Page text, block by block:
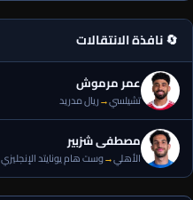
🔄 نافذة الانتقالات
عمر مرموش
تشيلسي→ريال مدريد
مصطفى شزبير
الأهلي→وست هام يونايتد الإنجليزي